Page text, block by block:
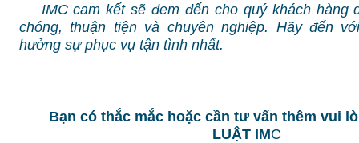
IMC cam kết sẽ đem đến cho quý khách hàng
chóng, thuận tiện và chuyên nghiệp. Hãy đến
hưởng sự phục vụ tận tình nhất.
Bạn có thắc mắc hoặc cần tư vấn thêm vui
LUẬT IMC